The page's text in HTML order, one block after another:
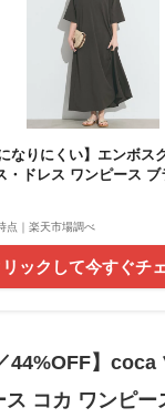
なりにくい】エンボス
・ドレス ワンピース
点｜楽天市場調べ
リックして今すぐチ
44%OFF】coca
ス コカ ワンピー